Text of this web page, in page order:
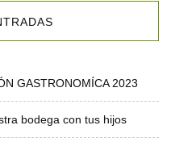
GASTRONOMÍCA 2023
bodega con tus hijos